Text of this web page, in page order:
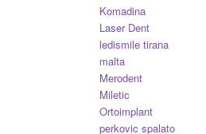
Komadina
Laser Dent
ledismile tirana
malta
Merodent
Miletic
Ortoimplant
perkovic spalato